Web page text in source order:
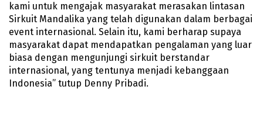
kami untuk mengajak masyarakat merasakan lintasan
Sirkuit Mandalika yang telah digunakan dalam berbagai
event internasional. Selain itu, kami berharap supaya
masyarakat dapat mendapatkan pengalaman yang luar
biasa dengan mengunjungi sirkuit berstandar
internasional, yang tentunya menjadi kebanggaan
Indonesia” tutup Denny Pribadi.